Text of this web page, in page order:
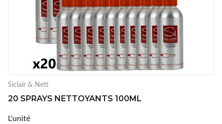
Siclair & Nett
20 SPRAYS NETTOYANTS 100ML
L'unité